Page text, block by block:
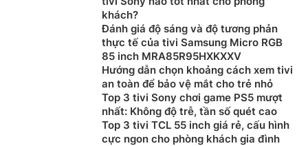
khách?
Đánh giá độ sáng và độ tương phản
thực tế của tivi Samsung Micro RGB
85 inch MRA85R95HXKXXV
Hướng dẫn chọn khoảng cách xem tivi
an toàn để bảo vệ mắt cho trẻ nhỏ
Top 3 tivi Sony chơi game PS5 mượt
nhất: Không độ trễ, tần số quét cao
Top 3 tivi TCL 55 inch giá rẻ, cấu hình
cực ngon cho phòng khách gia đình